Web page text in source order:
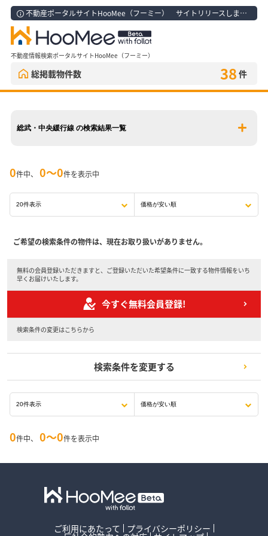
不動産ポータルサイトHooMee（フーミー） サイトリリースしました！
不動産情報検索ポータルサイトHooMee（フーミー）
総掲載物件数 38 件
総武・中央緩行線 の検索結果一覧
0件中、 0〜0件を表示中
ご希望の検索条件の物件は、現在お取り扱いがありません。
無料の会員登録いただきますと、ご登録いただいた希望条件に一致する物件情報をいち
早くお届けいたします。
今すぐ無料会員登録!
検索条件の変更はこちらから
検索条件を変更する
0件中、 0〜0件を表示中
ご利用にあたって プライバシーポリシー